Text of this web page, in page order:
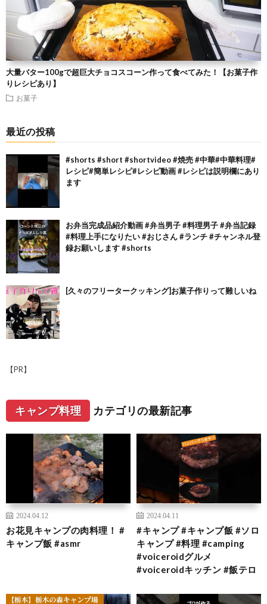
大量バター100gで超巨大チョコスコーン作って食べてみた！【お菓子作
りレシピあり】
お菓子
最近の投稿
#shorts #short #shortvideo #焼売 #中華#中華料理#
レシピ#簡単レシピ#レシピ動画 #レシピは説明欄にあり
ます
お弁当完成品紹介動画 #弁当男子 #料理男子 #弁当記録
#料理上手になりたい #おじさん #ランチ #チャンネル登
録お願いします #shorts
[久々のフリータークッキング]お菓子作りって難しいね
【PR】
キャンプ料理 カテゴリの最新記事
2024.04.12
お花見キャンプの肉料理！ #
キャンプ飯 #asmr
2024.04.11
#キャンプ #キャンプ飯 #ソロ
キャンプ #料理 #camping
#voiceroidグルメ
#voiceroidキッチン #飯テロ